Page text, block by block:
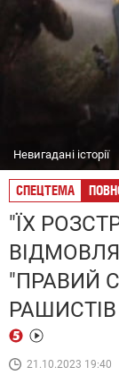
Невигадані історії
СПЕЦТЕМА
"ЇХ
"ПРАВИЙ
РАШИСТІВ
21.10.2023 19:40